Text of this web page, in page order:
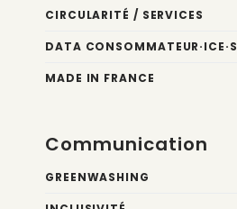
CIRCULARITÉ / SERVICES
DATA CONSOMMATEUR·ICE·S
MADE IN FRANCE
Communication
GREENWASHING